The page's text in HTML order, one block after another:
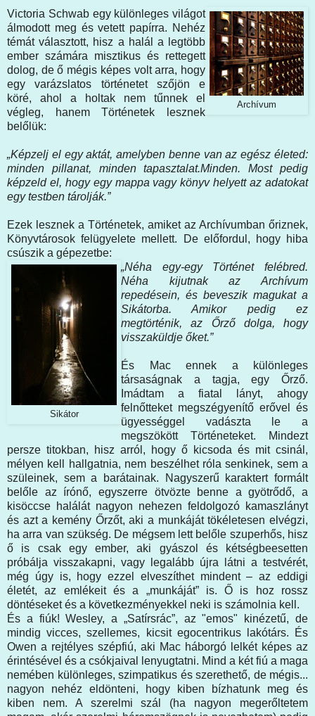
Archívum
Victoria Schwab egy különleges világot
álmodott meg és vetett papírra. Nehéz
témát választott, hisz a halál a legtöbb
ember számára misztikus és rettegett
dolog, de ő mégis képes volt arra, hogy
egy varázslatos történetet szőjön e
köré, ahol a holtak nem tűnnek el
végleg, hanem Történetek lesznek
belőlük:
„Képzelj el egy aktát, amelyben benne van az egész életed:
minden pillanat, minden tapasztalat.Minden. Most pedig
képzeld el, hogy egy mappa vagy könyv helyett az adatokat
egy testben tárolják.”
Ezek lesznek a Történetek, amiket az Archívumban őriznek,
Könyvtárosok felügyelete mellett. De előfordul, hogy hiba
csúszik a gépezetbe:
Sikátor
„Néha egy-egy Történet felébred.
Néha kijutnak az Archívum
repedésein, és beveszik magukat a
Sikátorba. Amikor pedig ez
megtörténik, az Őrző dolga, hogy
visszaküldje őket.”
És Mac ennek a különleges
társaságnak a tagja, egy Őrző.
Imádtam a fiatal lányt, ahogy
felnőtteket megszégyenítő erővel és
ügyességgel vadászta le a
megszökött Történeteket. Mindezt
persze titokban, hisz arról, hogy ő kicsoda és mit csinál,
mélyen kell hallgatnia, nem beszélhet róla senkinek, sem a
szüleinek, sem a barátainak. Nagyszerű karaktert formált
belőle az írónő, egyszerre ötvözte benne a gyötrődő, a
kisöccse halálát nagyon nehezen feldolgozó kamaszlányt
és azt a kemény Őrzőt, aki a munkáját tökéletesen elvégzi,
ha arra van szükség. De mégsem lett belőle szuperhős, hisz
ő is csak egy ember, aki gyászol és kétségbeesetten
próbálja visszakapni, vagy legalább újra látni a testvérét,
még úgy is, hogy ezzel elveszíthet mindent – az eddigi
életét, az emlékeit és a „munkáját” is. Ő is hoz rossz
döntéseket és a következményekkel neki is számolnia kell.
És a fiúk! Wesley, a „Satírsrác”, az "emos" kinézetű, de
mindig vicces, szellemes, kicsit egocentrikus lakótárs. És
Owen a rejtélyes szépfiú, aki Mac háborgó lelkét képes az
érintésével és a csókjaival lenyugtatni. Mind a két fiú a maga
nemében különleges, szimpatikus és szerethető, de mégis...
nagyon nehéz eldönteni, hogy kiben bízhatunk meg és
kiben nem. A szerelmi szál (ha nagyon megerőltetem